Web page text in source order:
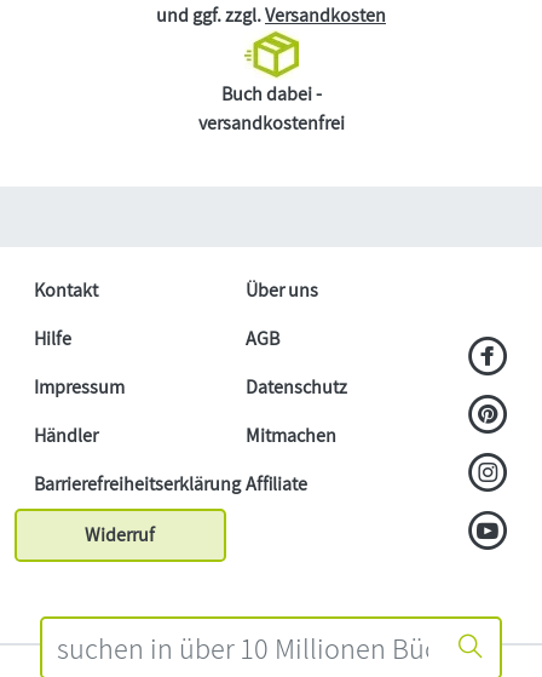
und ggf. zzgl.Versandkosten
Buch dabei -
versandkostenfrei
Kontakt
Über uns
Hilfe
AGB
Impressum
Datenschutz
Händler
Mitmachen
BarrierefreiheitserklärungAffiliate
Widerruf